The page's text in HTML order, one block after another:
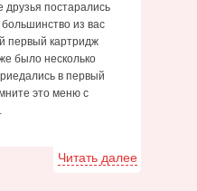
постарались
из вас
первый картридж
было несколько
в первый
это меню с
Читать далее